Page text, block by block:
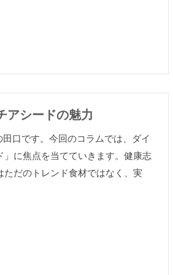
アシードの魅力
口です。今回のコラムでは、ダイ
に焦点を当てていきます。健康志
だのトレンド食材ではなく、実